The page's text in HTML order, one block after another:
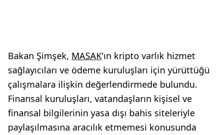
Bakan Şimşek, MASAK'ın kripto varlık hizmet
sağlayıcıları ve ödeme kuruluşları için yürüttüğü
çalışmalara ilişkin değerlendirmede bulundu.
Finansal kuruluşları, vatandaşların kişisel ve
finansal bilgilerinin yasa dışı bahis siteleriyle
paylaşılmasına aracılık etmemesi konusunda